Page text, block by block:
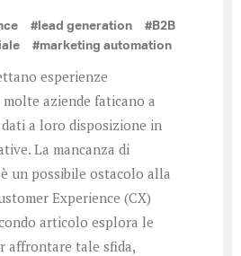
#lead generation #B2B
#marketing automation
esperienze
aziende faticano a
a loro disposizione in
La mancanza di
un possibile ostacolo alla
Experience (CX)
articolo esplora le
affrontare tale sfida,